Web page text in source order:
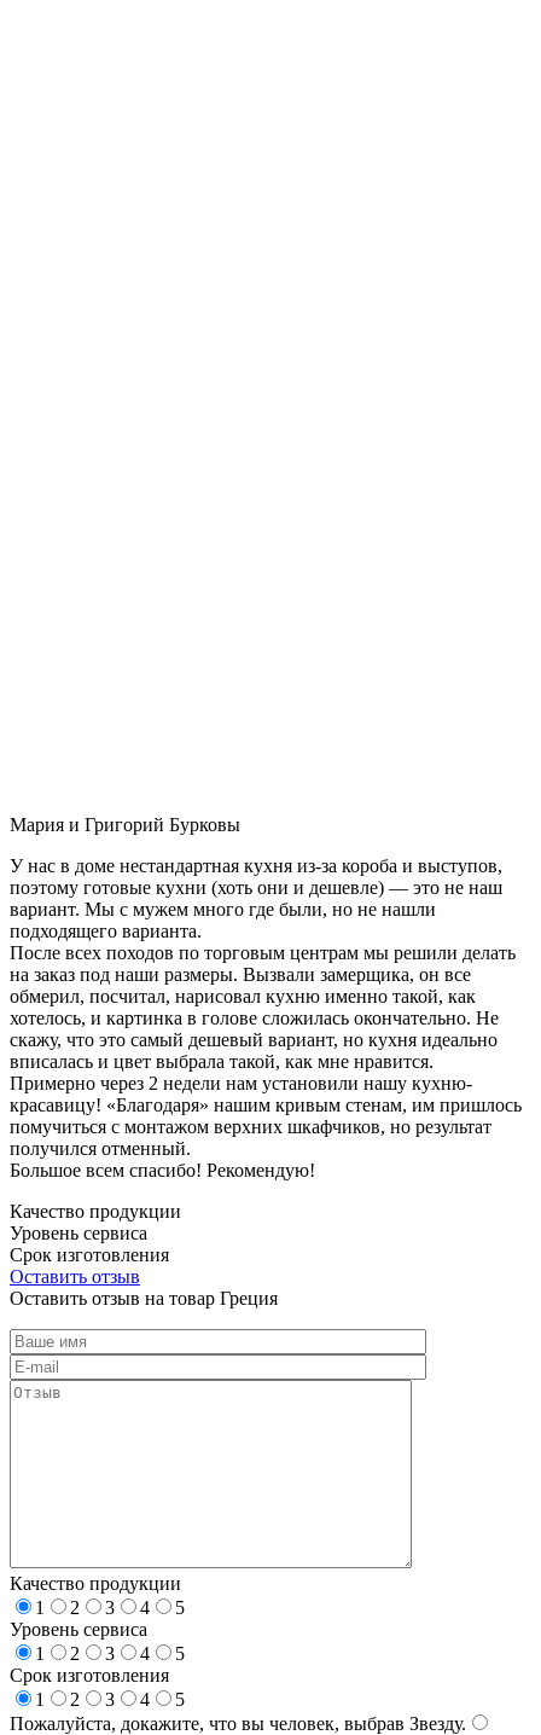
Мария и Григорий Бурковы
У нас в доме нестандартная кухня из-за короба и выступов,
поэтому готовые кухни (хоть они и дешевле) — это не наш
вариант. Мы с мужем много где были, но не нашли
подходящего варианта.
После всех походов по торговым центрам мы решили делать
на заказ под наши размеры. Вызвали замерщика, он все
обмерил, посчитал, нарисовал кухню именно такой, как
хотелось, и картинка в голове сложилась окончательно. Не
скажу, что это самый дешевый вариант, но кухня идеально
вписалась и цвет выбрала такой, как мне нравится.
Примерно через 2 недели нам установили нашу кухню-
красавицу! «Благодаря» нашим кривым стенам, им пришлось
помучиться с монтажом верхних шкафчиков, но результат
получился отменный.
Большое всем спасибо! Рекомендую!
Качество продукции
Уровень сервиса
Срок изготовления
Оставить отзыв
Оставить отзыв на товар Греция
Качество продукции
1
2 3 4
5
Уровень сервиса
1
2 3 4
5
Срок изготовления
1
2 3 4
5
Пожалуйста, докажите, что вы человек, выбрав Звезду.